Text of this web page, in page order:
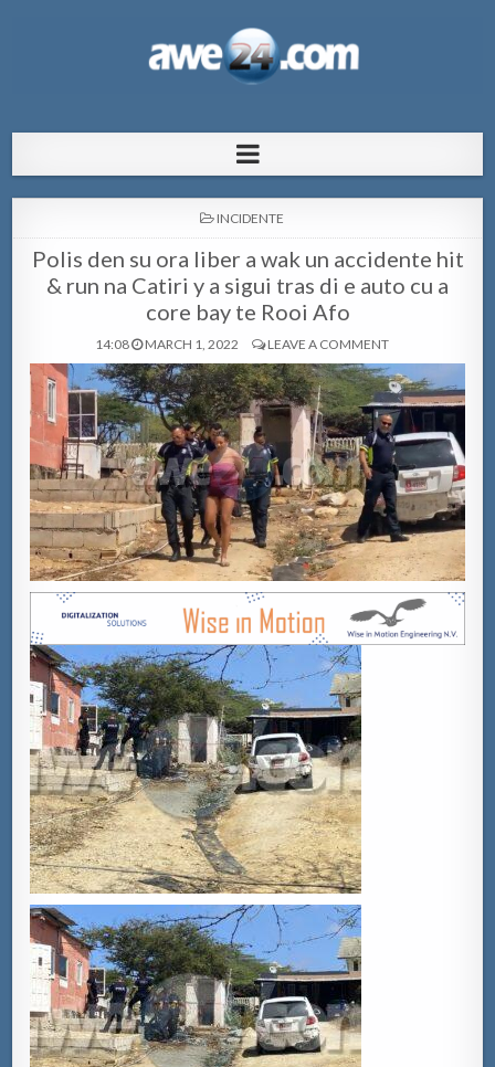
pa Aruba
POSTED
INCIDENTE
Polis den su ora liber a wak un accidente hit
& run na Catiri y a sigui tras di e auto cu a
core bay te Rooi Afo
14:08 MARCH 1, 2022 LEAVE A COMMENT